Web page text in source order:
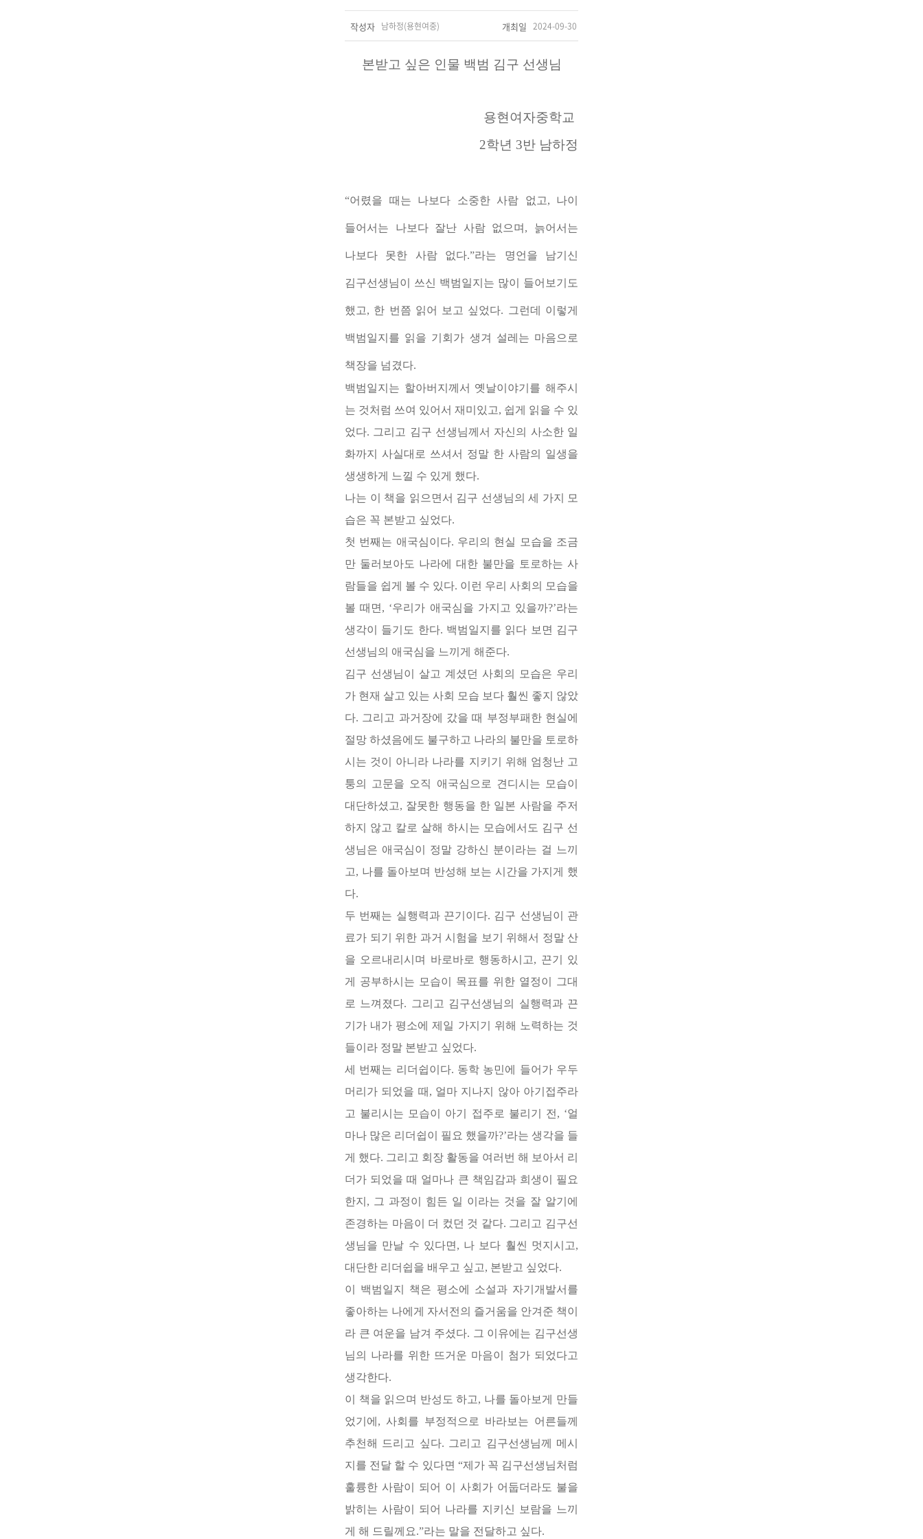
작성자 남하정(용현여중) 개최일 2024-09-30
본받고 싶은 인물 백범 김구 선생님
용현여자중학교
2학년 3반 남하정
“어렸을 때는 나보다 소중한 사람 없고, 나이
들어서는 나보다 잘난 사람 없으며 , 늙어서는
나보다 못한 사람 없다.”라는 명언을 남기신
김구선생님이 쓰신 백범일지는 많이 들어보기도
했고, 한 번쯤 읽어 보고 싶었다. 그런데 이렇게
백범일지를 읽을 기회가 생겨 설레는 마음으로
책장을 넘겼다.
백범일지는 할아버지께서 옛날이야기를 해주시
는 것처럼 쓰여 있어서 재미있고, 쉽게 읽을 수 있
었다. 그리고 김구 선생님께서 자신의 사소한 일
화까지 사실대로 쓰셔서 정말 한 사람의 일생을
생생하게 느낄 수 있게 했다.
나는 이 책을 읽으면서 김구 선생님의 세 가지 모
습은 꼭 본받고 싶었다.
첫 번째는 애국심이다. 우리의 현실 모습을 조금
만 둘러보아도 나라에 대한 불만을 토로하는 사
람들을 쉽게 볼 수 있다. 이런 우리 사회의 모습을
볼 때면 , ‘우리가 애국심을 가지고 있을까?’라는
생각이 들기도 한다. 백범일지를 읽다 보면 김구
선생님의 애국심을 느끼게 해준다.
김구 선생님이 살고 계셨던 사회의 모습은 우리
가 현재 살고 있는 사회 모습 보다 훨씬 좋지 않았
다. 그리고 과거장에 갔을 때 부정부패한 현실에
절망 하셨음에도 불구하고 나라의 불만을 토로하
시는 것이 아니라 나라를 지키기 위해 엄청난 고
퉁의 고문을 오직 애국심으로 견디시는 모습이
대단하셨고, 잘못한 행동을 한 일본 사람을 주저
하지 않고 칼로 살해 하시는 모습에서도 김구 선
생님은 애국심이 정말 강하신 분이라는 걸 느끼
고, 나를 돌아보며 반성해 보는 시간을 가지게 했
다.
두 번째는 실행력과 끈기이다. 김구 선생님이 관
료가 되기 위한 과거 시험을 보기 위해서 정말 산
을 오르내리시며 바로바로 행동하시고, 끈기 있
게 공부하시는 모습이 목표를 위한 열정이 그대
로 느껴졌다. 그리고 김구선생님의 실행력과 끈
기가 내가 평소에 제일 가지기 위해 노력하는 것
들이라 정말 본받고 싶었다.
세 번째는 리더쉽이다. 동학 농민에 들어가 우두
머리가 되었을 때 , 얼마 지나지 않아 아기접주라
고 불리시는 모습이 아기 접주로 불리기 전 , ‘얼
마나 많은 리더쉽이 필요 했을까?’라는 생각을 들
게 했다. 그리고 회장 활동을 여러번 해 보아서 리
더가 되었을 때 얼마나 큰 책임감과 희생이 필요
한지 , 그 과정이 힘든 일 이라는 것을 잘 알기에
존경하는 마음이 더 컸던 것 같다. 그리고 김구선
생님을 만날 수 있다면 , 나 보다 훨씬 멋지시고,
대단한 리더쉽을 배우고 싶고, 본받고 싶었다.
이 백범일지 책은 평소에 소설과 자기개발서를
좋아하는 나에게 자서전의 즐거움을 안겨준 책이
라 큰 여운을 남겨 주셨다. 그 이유에는 김구선생
님의 나라를 위한 뜨거운 마음이 첨가 되었다고
생각한다.
이 책을 읽으며 반성도 하고, 나를 돌아보게 만들
었기에 , 사회를 부정적으로 바라보는 어른들께
추천해 드리고 싶다. 그리고 김구선생님께 메시
지를 전달 할 수 있다면 “제가 꼭 김구선생님처럼
훌륭한 사람이 되어 이 사회가 어둡더라도 불을
밝히는 사람이 되어 나라를 지키신 보람을 느끼
게 해 드릴께요.”라는 말을 전달하고 싶다.